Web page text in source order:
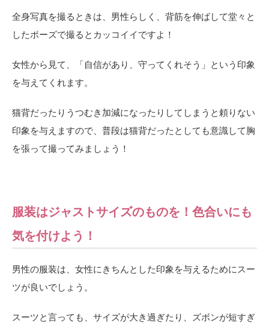
全身写真を撮るときは、男性らしく、背筋を伸ばして堂々と
したポーズで撮るとカッコイイですよ！
女性から見て、「自信があり、守ってくれそう」という印象
を与えてくれます。
猫背だったりうつむき加減になったりしてしまうと頼りない
印象を与えますので、普段は猫背だったとしても意識して胸
を張って撮ってみましょう！
服装はジャストサイズのものを！色合いにも
気を付けよう！
男性の服装は、女性にきちんとした印象を与えるためにスー
ツが良いでしょう。
スーツと言っても、サイズが大き過ぎたり、ズボンが短すぎ